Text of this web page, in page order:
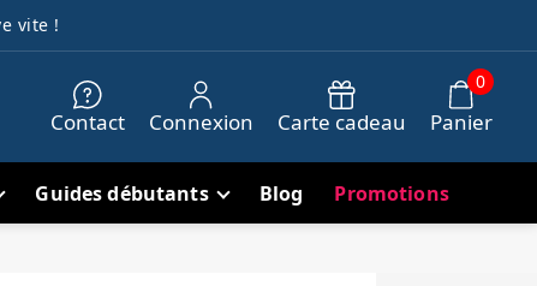
vite !
Contact Connexion Carte cadeau Panier
0
Guides débutants Blog Promotions